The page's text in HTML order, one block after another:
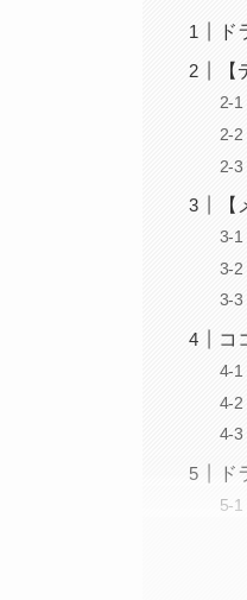
ド
コ
ド